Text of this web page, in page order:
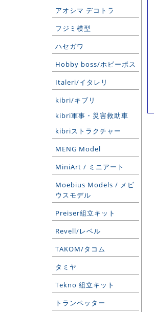
アオシマ デコトラ
フジミ模型
ハセガワ
Hobby boss/ホビーボス
Italeri/イタレリ
kibri/キブリ
kibri軍事・災害救助車
kibriストラクチャー
MENG Model
MiniArt / ミニアート
Moebius Models / メビ
ウスモデル
Preiser組立キット
Revell/レベル
TAKOM/タコム
タミヤ
Tekno 組立キット
トランペッター